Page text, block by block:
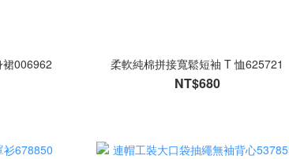
006962 柔軟純棉拼接寬鬆短袖 T 恤625721
NT$680